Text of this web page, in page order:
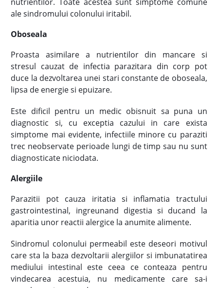
ale sindromului colonului iritabil.
Oboseala
Proasta asimilare a nutrientilor din mancare si
stresul cauzat de infectia parazitara din corp pot
duce la dezvoltarea unei stari constante de oboseala,
lipsa de energie si epuizare.
Este dificil pentru un medic obisnuit sa puna un
diagnostic si, cu exceptia cazului in care exista
simptome mai evidente, infectiile minore cu paraziti
trec neobservate perioade lungi de timp sau nu sunt
diagnosticate niciodata.
Alergiile
Parazitii pot cauza iritatia si inflamatia tractului
gastrointestinal, ingreunand digestia si ducand la
aparitia unor reactii alergice la anumite alimente.
Sindromul colonului permeabil este deseori motivul
care sta la baza dezvoltarii alergiilor si imbunatatirea
mediului intestinal este ceea ce conteaza pentru
vindecarea acestuia, nu medicamente care sa-i